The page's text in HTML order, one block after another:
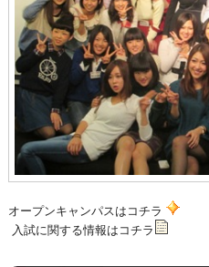
オープンキャンパスはコチラ
入試に関する情報はコチラ